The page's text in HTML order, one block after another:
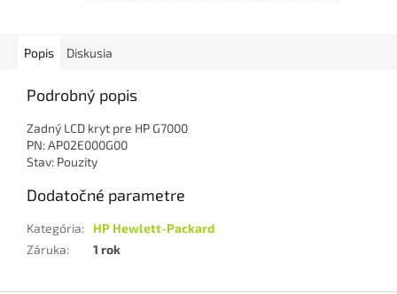
Popis Diskusia
Podrobný popis
Zadný LCD kryt pre HP G7000
PN: AP02E000G00
Stav: Pouzity
Dodatočné parametre
Kategória:
HP Hewlett-Packard
Záruka: 1 rok